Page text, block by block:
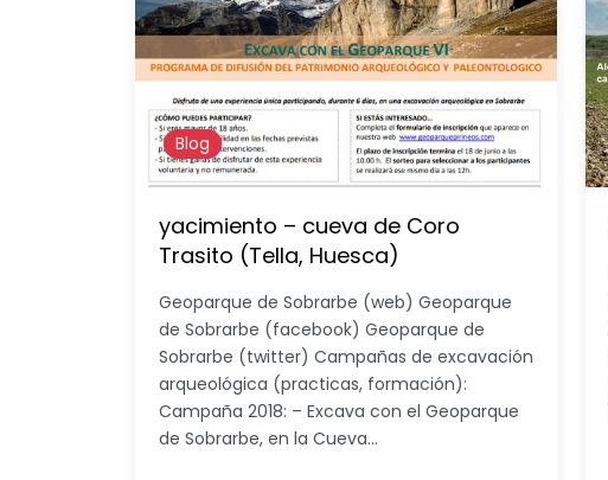
Blog
yacimiento – cueva de Coro
Trasito (Tella, Huesca)
Geoparque de Sobrarbe (web) Geoparque
de Sobrarbe (facebook) Geoparque de
Sobrarbe (twitter) Campañas de excavación
arqueológica (practicas, formación):
Campaña 2018: – Excava con el Geoparque
de Sobrarbe, en la Cueva…